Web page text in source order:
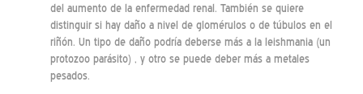
del aumento de la enfermedad renal. También se quiere
distinguir si hay daño a nivel de glomérulos o de túbulos en el
riñón. Un tipo de daño podría deberse más a la leishmania (un
protozoo parásito) , y otro se puede deber más a metales
pesados.